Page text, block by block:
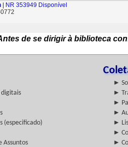
| NR 353949 Disponível
de se dirigir à biblioteca
►
►
►
►
(especificado)
►
►
Assuntos
►